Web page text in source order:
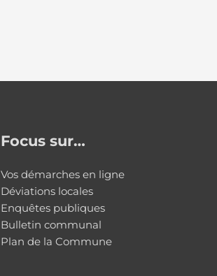
Focus sur…
Vos démarches en ligne
Déviations locales
Enquêtes publiques
Bulletin communal
Plan de la Commune